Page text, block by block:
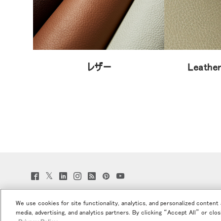
レザー
Facebook
(opens
new
Twitter
(opens
LinkedIn
(opens
new
Instagram
(opens
new
Humanscale
Blog
(opens
window)
Pinterst
new
YouTube
new
当社について
We use cookies for site functionality, analytics, and personalized content
media, advertising, and analytics partners. By clicking “Accept All” or